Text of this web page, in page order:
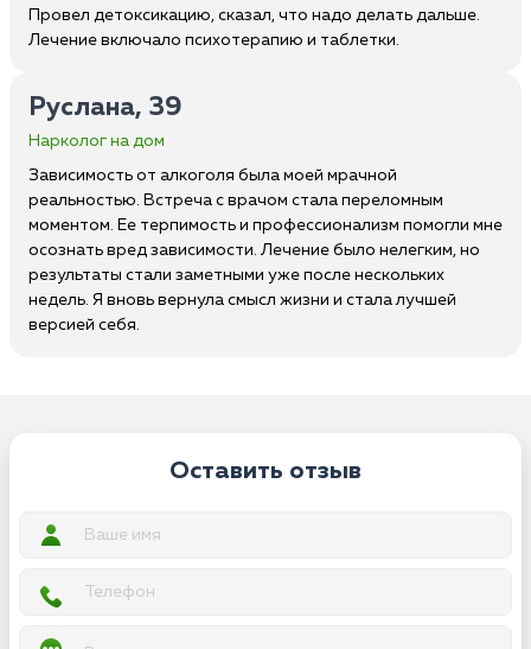
Провел детоксикацию, сказал, что надо делать дальше.
Лечение включало психотерапию и таблетки.
Руслана, 39
Нарколог на дом
Зависимость от алкоголя была моей мрачной
реальностью. Встреча с врачом стала переломным
моментом. Ее терпимость и профессионализм помогли мне
осознать вред зависимости. Лечение было нелегким, но
результаты стали заметными уже после нескольких
недель. Я вновь вернула смысл жизни и стала лучшей
версией себя.
Оставить отзыв